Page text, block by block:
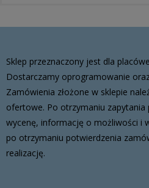
Sklep przeznaczony jest dla
Dostarczamy oprogramowanie
Zamówienia złożone w sklepie
ofertowe. Po otrzymaniu
wycenę, informację o możliwości i
po otrzymaniu potwierdzenia
realizację.